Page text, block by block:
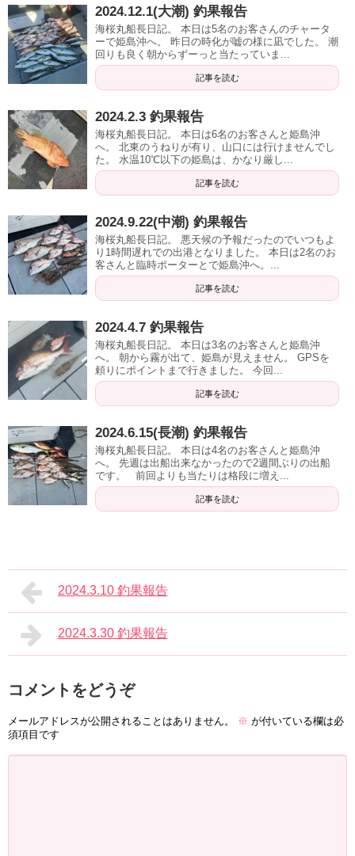
2024.12.1(大潮) 釣果報告
海桜丸船長日記。 本日は5名のお客さんのチャータ
ーで姫島沖へ。 昨日の時化が嘘の様に凪でした。 潮
回りも良く朝からずーっと当たっていま...
記事を読む
2024.2.3 釣果報告
海桜丸船長日記。 本日は6名のお客さんと姫島沖
へ。 北東のうねりが有り、山口には行けませんでし
た。 水温10℃以下の姫島は、かなり厳し...
記事を読む
2024.9.22(中潮) 釣果報告
海桜丸船長日記。 悪天候の予報だったのでいつもよ
り1時間遅れでの出港となりました。 本日は2名のお
客さんと臨時ポーターとで姫島沖へ。...
記事を読む
2024.4.7 釣果報告
海桜丸船長日記。 本日は3名のお客さんと姫島沖
へ。 朝から霧が出て、姫島が見えません。 GPSを
頼りにポイントまで行きました。 今回...
記事を読む
2024.6.15(長潮) 釣果報告
海桜丸船長日記。 本日は4名のお客さんと姫島沖
へ。 先週は出船出来なかったので2週間ぶりの出船
です。 前回よりも当たりは格段に増え...
記事を読む
2024.3.10 釣果報告
2024.3.30 釣果報告
コメントをどうぞ
メールアドレスが公開されることはありません。 ※ が付いている欄は必
須項目です